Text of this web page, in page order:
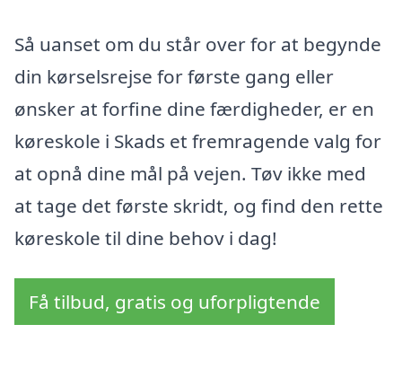
Så uanset om du står over for at begynde
din kørselsrejse for første gang eller
ønsker at forfine dine færdigheder, er en
køreskole i Skads et fremragende valg for
at opnå dine mål på vejen. Tøv ikke med
at tage det første skridt, og find den rette
køreskole til dine behov i dag!
Få tilbud, gratis og uforpligtende